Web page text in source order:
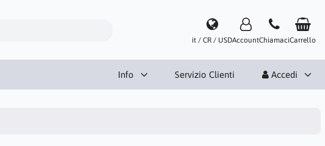
it / CR / USDAccountChiamaciCarrello
Info Servizio Clienti Accedi